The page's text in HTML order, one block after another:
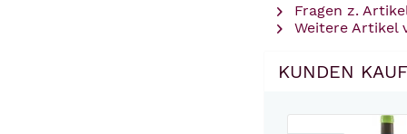
Fragen z.
Weitere Artikel
KUNDEN